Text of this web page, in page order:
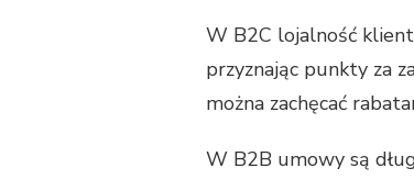
W B2C lojalność
przyznając punkty za
można zachęcać
W B2B umowy są